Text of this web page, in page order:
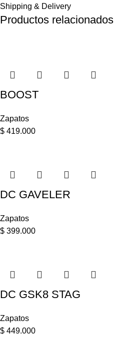
Shipping & Delivery
Productos relacionados
BOOST
Zapatos
$ 419.000
DC GAVELER
Zapatos
$ 399.000
DC GSK8 STAG
Zapatos
$ 449.000